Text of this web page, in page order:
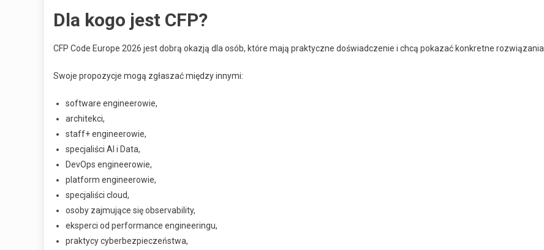
Dla kogo jest CFP?
CFP Code Europe 2026 jest dobrą okazją dla osób, które mają praktyczne doświadczenie i chcą pokazać konkretne rozwiązania.
Swoje propozycje mogą zgłaszać między innymi:
software engineerowie,
architekci,
staff+ engineerowie,
specjaliści AI i Data,
DevOps engineerowie,
platform engineerowie,
specjaliści cloud,
osoby zajmujące się observability,
eksperci od performance engineeringu,
praktycy cyberbezpieczeństwa,